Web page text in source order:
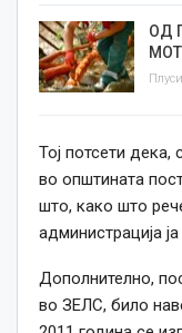
ОД
Тој потсети
во општината
што, како што
администрација
Дополнително,
во ЗЕЛС, било